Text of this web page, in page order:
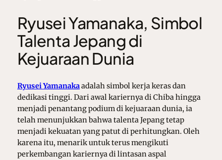
Ryusei Yamanaka, Simbol
Talenta Jepang di
Kejuaraan Dunia
Ryusei Yamanakaadalah simbol kerja keras dan
dedikasi tinggi. Dari awal kariernya di Chiba hingga
menjadi penantang podium di kejuaraan dunia, ia
telah menunjukkan bahwa talenta Jepang tetap
menjadi kekuatan yang patut di perhitungkan. Oleh
karena itu, menarik untuk terus mengikuti
perkembangan kariernya di lintasan aspal